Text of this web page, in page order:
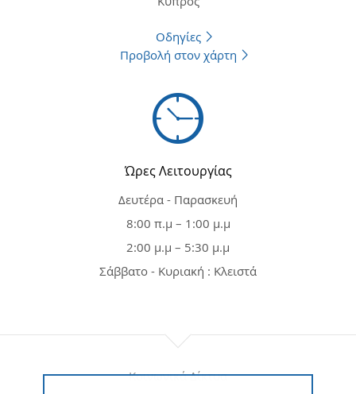
Oδηγίες
Προβολή στον χάρτη
Ώρες Λειτουργίας
Δευτέρα - Παρασκευή
8:00 π.μ – 1:00 μ.μ
2:00 μ.μ – 5:30 μ.μ
Σάββατο - Κυριακή : Κλειστά
Κοινωνικά Δίκτυα